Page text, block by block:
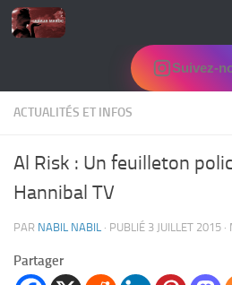
Skip to content
Suivez-
ACTUALITÉS ET INFOS
Al Risk : Un feuilleton
Hannibal TV
PAR NABIL NABIL · PUBLIÉ 3 JUILLET 2015 ·
Partager